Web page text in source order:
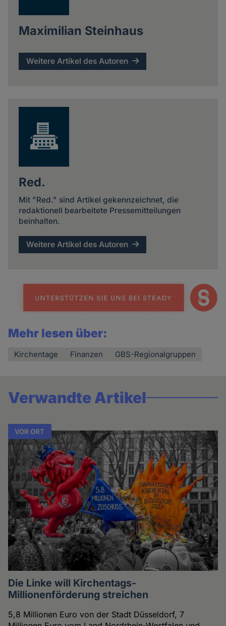
Maximilian Steinhaus
Weitere Artikel des Autoren
Red.
Mit "Red." sind Artikel gekennzeichnet, die
redaktionell bearbeitete Pressemitteilungen
beinhalten.
Weitere Artikel des Autoren
Mehr lesen über:
Kirchentage Finanzen GBS-Regionalgruppen
Verwandte Artikel
VOR ORT
Die Linke will Kirchentags-
Millionenförderung streichen
5,8 Millionen Euro von der Stadt Düsseldorf, 7